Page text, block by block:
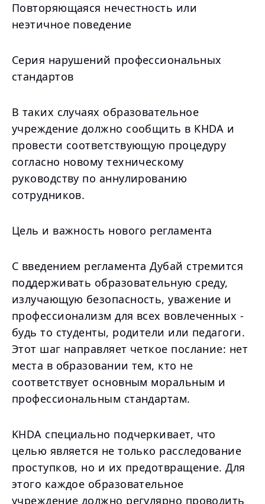
Повторяющаяся нечестность или
неэтичное поведение
Серия нарушений профессиональных
стандартов
В таких случаях образовательное
учреждение должно сообщить в KHDA и
провести соответствующую процедуру
согласно новому техническому
руководству по аннулированию
сотрудников.
Цель и важность нового регламента
С введением регламента Дубай стремится
поддерживать образовательную среду,
излучающую безопасность, уважение и
профессионализм для всех вовлеченных -
будь то студенты, родители или педагоги.
Этот шаг направляет четкое послание: нет
места в образовании тем, кто не
соответствует основным моральным и
профессиональным стандартам.
KHDA специально подчеркивает, что
целью является не только расследование
проступков, но и их предотвращение. Для
этого каждое образовательное
учреждение должно регулярно проводить